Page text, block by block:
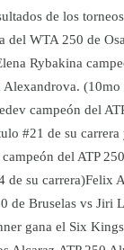
de los
del WTA 250 de
Rybakina
(10mo
campeón del
#21 de su carrera
del ATP
de su carrera)Felix
de Bruselas vs Jiri
gana el Six